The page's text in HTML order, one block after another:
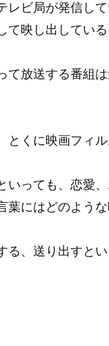
レビ局が発信し
て映し出している
て放送する番組
とくに映画フィ
いっても、恋愛
葉にはどのよう
る、送り出すとい